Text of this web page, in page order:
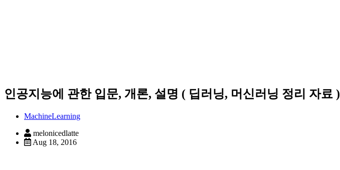
인공지능에 관한 입문, 개론, 설명 ( 딥러닝, 머신러닝 정리 자료 )
MachineLearning
melonicedlatte
Aug 18, 2016